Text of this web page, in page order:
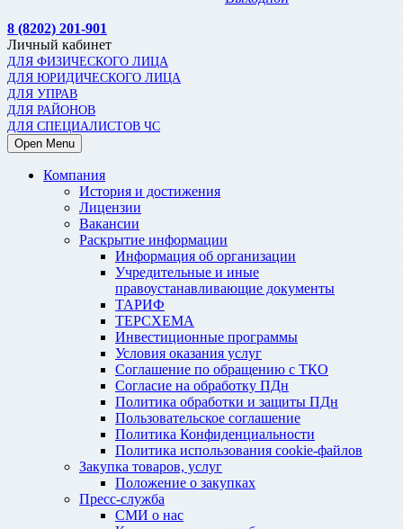
8 (8202) 201-901
Личный кабинет
ДЛЯ ФИЗИЧЕСКОГО ЛИЦА
ДЛЯ ЮРИДИЧЕСКОГО ЛИЦА
ДЛЯ УПРАВ
ДЛЯ РАЙОНОВ
ДЛЯ СПЕЦИАЛИСТОВ ЧС
Open Menu
Компания
История и достижения
Лицензии
Вакансии
Раскрытие информации
Информация об организации
Учредительные и иные
правоустанавливающие документы
ТАРИФ
ТЕРСХЕМА
Инвестиционные программы
Условия оказания услуг
Соглашение по обращению с ТКО
Согласие на обработку ПДн
Политика обработки и защиты ПДн
Пользовательское соглашение
Политика Конфиденциальности
Политика использования cookie-файлов
Закупка товаров, услуг
Положение о закупках
Пресс-служба
СМИ о нас